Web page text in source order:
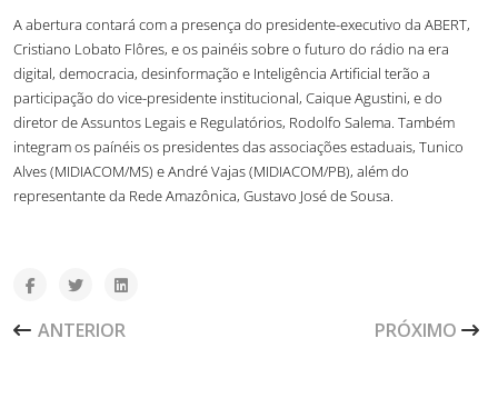
A abertura contará com a presença do presidente-executivo da ABERT,
Cristiano Lobato Flôres, e os painéis sobre o futuro do rádio na era
digital, democracia, desinformação e Inteligência Artificial terão a
participação do vice-presidente institucional, Caique Agustini, e do
diretor de Assuntos Legais e Regulatórios, Rodolfo Salema. Também
integram os paínéis os presidentes das associações estaduais, Tunico
Alves (MIDIACOM/MS) e André Vajas (MIDIACOM/PB), além do
representante da Rede Amazônica, Gustavo José de Sousa.
ARTIGO ANTERIOR: AVISO DE PAUTA - CENP E ANBIMA
ANTERIOR PRÓXIMO
PRÓXIMO